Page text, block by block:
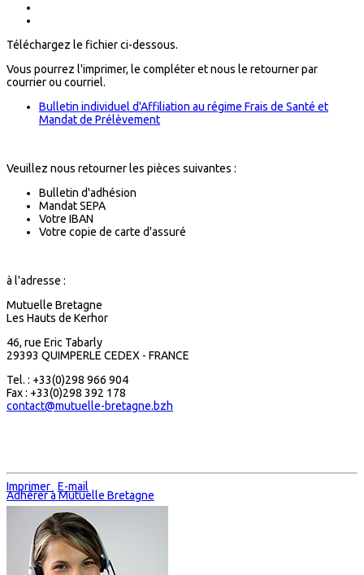
Téléchargez le fichier ci-dessous.
Vous pourrez l'imprimer, le compléter et nous le retourner par
courrier ou courriel.
Bulletin individuel d'Affiliation au régime Frais de Santé et
Mandat de Prélèvement
Veuillez nous retourner les pièces suivantes :
Bulletin d'adhésion
Mandat SEPA
Votre IBAN
Votre copie de carte d'assuré
à l'adresse :
Mutuelle Bretagne
Les Hauts de Kerhor
46, rue Eric Tabarly
29393 QUIMPERLE CEDEX - FRANCE
Tel. : +33(0)298 966 904
Fax : +33(0)298 392 178
contact@mutuelle-bretagne.bzh
Imprimer E-mail
Adhérer à Mutuelle Bretagne